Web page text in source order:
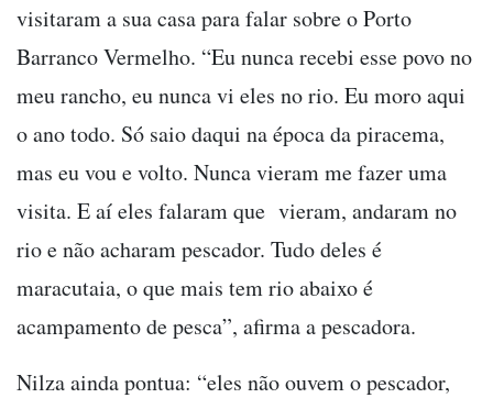
visitaram a sua casa para falar sobre o Porto
Barranco Vermelho. “Eu nunca recebi esse povo no
meu rancho, eu nunca vi eles no rio. Eu moro aqui
o ano todo. Só saio daqui na época da piracema,
mas eu vou e volto. Nunca vieram me fazer uma
visita. E aí eles falaram que vieram, andaram no
rio e não acharam pescador. Tudo deles é
maracutaia, o que mais tem rio abaixo é
acampamento de pesca”, afirma a pescadora.
Nilza ainda pontua: “eles não ouvem o pescador,